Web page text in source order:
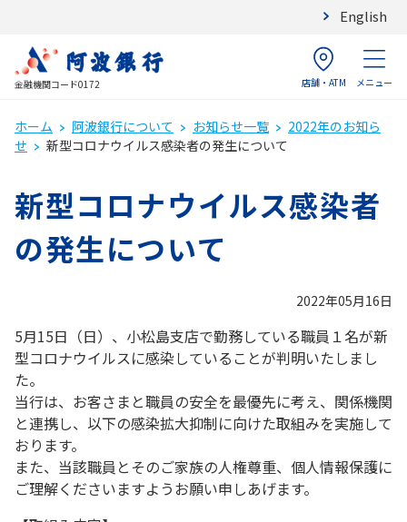
English
金融機関コード0172 店舗・ATM メニュー
ホーム 阿波銀行について お知らせ一覧
2022年のお知ら
せ
新型コロナウイルス感染者の発生について
新型コロナウイルス感染者
の発生について
2022年05月16日
5月15日（日）、小松島支店で勤務している職員１名が新
型コロナウイルスに感染していることが判明いたしまし
た。
当行は、お客さまと職員の安全を最優先に考え、関係機関
と連携し、以下の感染拡大抑制に向けた取組みを実施して
おります。
また、当該職員とそのご家族の人権尊重、個人情報保護に
ご理解くださいますようお願い申しあげます。